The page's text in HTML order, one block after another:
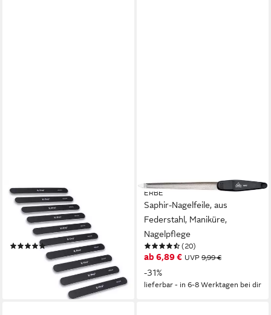
K-PRO
Sandblatt-Nagelfeile Profi
Sandblattfeile Set 180/240
gerade - 10 Stück, 10-tlg.
(4)
lieferbar - in 2-3 Werktagen bei dir
ERBE
Saphir-Nagelfeile, aus
Federstahl, Maniküre,
Nagelpflege
(20)
ab 6,89 € UVP 9,99 €
-31%
lieferbar - in 6-8 Werktagen bei dir